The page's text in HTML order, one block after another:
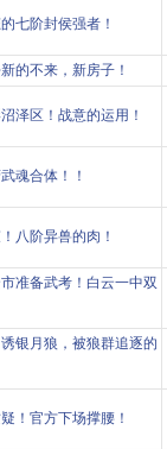
七阶封侯强者！
的不来，新房子！
泽区！战意的运用！
魂合体！！
八阶异兽的肉！
准备武考！白云一中双
银月狼，被狼群追逐的
！官方下场撑腰！